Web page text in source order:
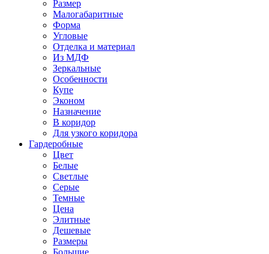
Размер
Малогабаритные
Форма
Угловые
Отделка и материал
Из МДФ
Зеркальные
Особенности
Купе
Эконом
Назначение
В коридор
Для узкого коридора
Гардеробные
Цвет
Белые
Светлые
Серые
Темные
Цена
Элитные
Дешевые
Размеры
Большие